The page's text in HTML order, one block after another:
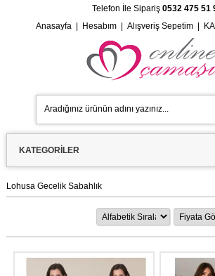
Telefon İle Sipariş 0532 475 51
Anasayfa| Hesabım| Alışveriş Sepetim|
KATEGORILER
Lohusa Gecelik Sabahlık